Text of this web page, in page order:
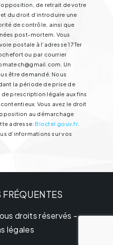
de retrait de votre
du droit d’introduire une
de contrôle, ainsi que
post-mortem. Vous
postale à l'adresse 17 Ter
ou par courrier
Un
être demandé. Nous
la période de prise de
prescription légale aux fins
Vous avez le droit
au démarchage
adresse:
Bloctel.gouv.fr.
d’informations sur vos
FRÉQUENTES
droits réservés -
légales